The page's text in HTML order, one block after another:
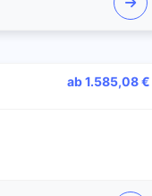
ab 1.585,08 €